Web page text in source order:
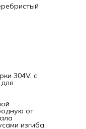
дуги с более
и уменьшенными
304V, с
от
изгиба,